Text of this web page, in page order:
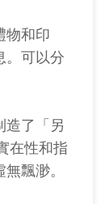
物和印
。可以分
造了「另
在性和指
飄渺。